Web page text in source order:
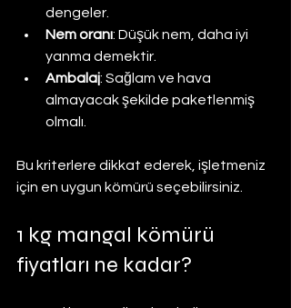
dengeler.
Nem oranı: Düşük nem, daha iyi
yanma demektir.
Ambalaj: Sağlam ve hava
almayacak şekilde paketlenmiş
olmalı.
Bu kriterlere dikkat ederek, işletmeniz
için en uygun kömürü seçebilirsiniz.
1 kg mangal kömürü
fiyatları ne kadar?